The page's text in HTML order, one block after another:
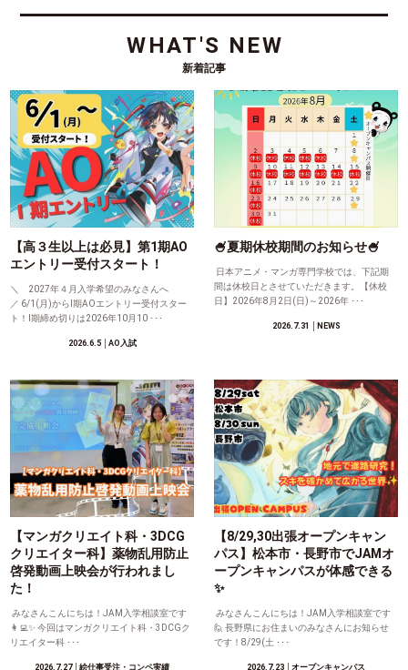
WHAT'S NEW
新着記事
【高３生以上は必見】第1期AO
エントリー受付スタート！
＼ 2027年４月入学希望のみなさんへ
／ 6/1(月)からⅠ期AOエントリー受付スター
ト！Ⅰ期締め切りは2026年10月10 ･･･
2026.6.5│AO入試
🍧夏期休校期間のお知らせ🍧
日本アニメ・マンガ専門学校では、下記期
間は休校日とさせていただきます。【休校
日】2026年8月2日(日)～2026年 ･･･
2026.7.31 │NEWS
【マンガクリエイト科・3DCG
クリエイター科】薬物乱用防止
啓発動画上映会が行われまし
た！
みなさんこんにちは！JAM入学相談室です
👩‍💻✨ 今回はマンガクリエイト科・3DCGク
リエイター科 ･･･
2026.7.27│絵仕事受注・コンペ実績
【8/29,30出張オープンキャン
パス】松本市・長野市でJAMオ
ープンキャンパスが体感できる
✨
みなさんこんにちは！JAM入学相談室です
🙋 長野県にお住まいのみなさんにお知らせ
です！8/29(土 ･･･
2026.7.23 │オープンキャンパス